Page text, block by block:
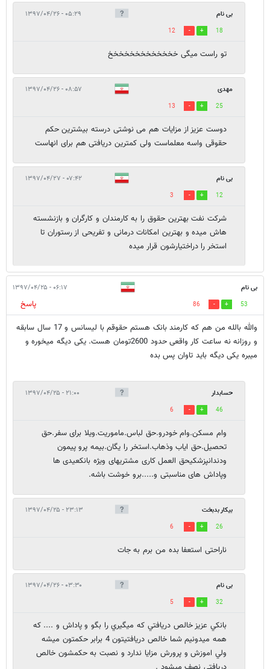
بی نام ۰۵:۲۹ - ۱۳۹۷/۰۴/۲۶
18
12
تو راست میگی خخخخخخخخخخخخخ
مهدی ۰۸:۵۷ - ۱۳۹۷/۰۴/۲۶
25
13
دوست عزیز از مزایات هم می نوشتی درسته بیشترین حکم
حقوقی واسه معلماست ولی کمترین دریافتی هم برای انهاست
بی نام ۰۷:۴۲ - ۱۳۹۷/۰۴/۲۷
12
3
شرکت نفت بهترین حقوق را به کارمندان و کارگران و بازنشسته
هاش میده و بهترین امکانات درمانی و تفریحی از رستوران تا
استخر را دراختیارشون قرار میده
بی نام ۰۶:۱۷ - ۱۳۹۷/۰۴/۲۵
53
86
پاسخ
والله بالله من هم که کارمند بانک هستم حقوقم با لیسانس و 17 سال سابقه
و روزانه نه ساعت کار واقعی حدود 2600تومان هست. یکی دیگه میخوره و
میبره یکی دیگه باید تاوان پس بده
حسابدار ۲۱:۰۰ - ۱۳۹۷/۰۴/۲۵
46
6
وام مسکن.وام خودرو.حق لباس.ماموریت.ویلا برای سفر.حق
تحصیل.حق ایاب وذهاب.استخر را یگان.بیمه پرو پیمون
ودندانپزشکیحق العمل کاری مشتریهای ویژه بانکعیدی ها
وپاداش های مناسبتی و.....برو خوشت باشه.
بیکار بدبخت ۲۳:۱۳ - ۱۳۹۷/۰۴/۲۵
26
6
ناراحتی استعفا بده من برم به جات
بی نام ۰۳:۳۰ - ۱۳۹۷/۰۴/۲۶
32
5
بانكي عزيز خالص دريافتي كه ميگيري را بگو و پاداش و .... كه
همه ميدونيم شما خالص دريافتيتون 4 برابر حكمتون ميشه
ولي اموزش و پرورش مزايا ندارد و نصبت به حكمشون خالص